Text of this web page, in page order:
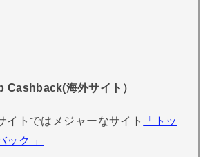
Cashback(海外サイト）
イトではメジャーなサイト
「トッ
ック 」